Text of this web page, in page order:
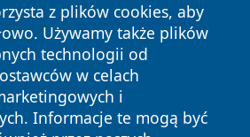
z plików cookies, aby
Używamy także plików
technologii od
w celach
i
Informacje te mogą być
Wszystkie prawa zastrzeżone.